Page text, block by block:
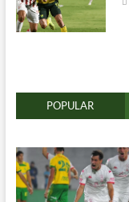
POPULAR